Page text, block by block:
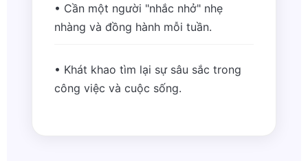
• Cần một người "nhắc nhở" nhẹ
nhàng và đồng hành mỗi tuần.
• Khát khao tìm lại sự sâu sắc trong
công việc và cuộc sống.